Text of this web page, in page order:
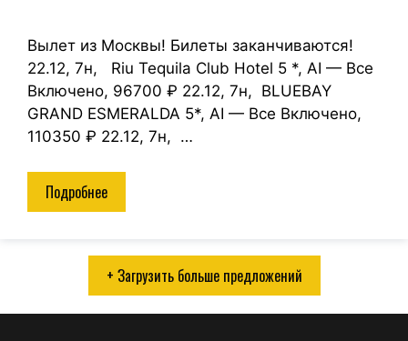
Вылет из Москвы! Билеты заканчиваются!
22.12, 7н, Riu Tequila Club Hotel 5 *, AI — Все
Включено, 96700 ₽ 22.12, 7н, BLUEBAY
GRAND ESMERALDA 5*, AI — Все Включено,
110350 ₽ 22.12, 7н, …
Подробнее
+ Загрузить больше предложений